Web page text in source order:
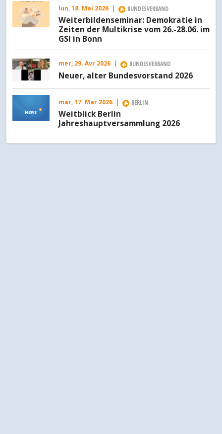
lun, 18. Mai 2026 | BUNDESVERBAND
Weiterbildenseminar: Demokratie in
Zeiten der Multikrise vom 26.-28.06. im
GSI in Bonn
mer, 29. Avr 2026 | BUNDESVERBAND
Neuer, alter Bundesvorstand 2026
News
mar, 17. Mar 2026 | BERLIN
Weitblick Berlin
Jahreshauptversammlung 2026